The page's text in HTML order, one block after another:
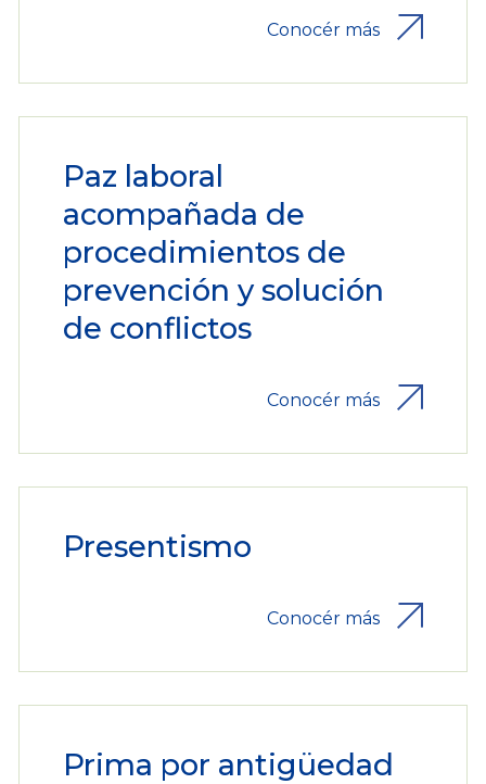
Conocér más
Paz laboral
acompañada de
procedimientos de
prevención y solución
de conflictos
Conocér más
Presentismo
Conocér más
Prima por antigüedad